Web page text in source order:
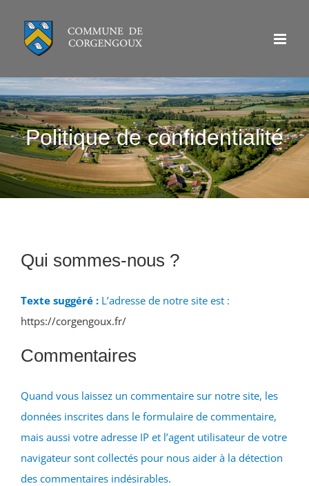
contenu
Politique de confidentialité
Qui sommes-nous ?
Texte suggéré : L’adresse de notre site est :
https://corgengoux.fr/
Commentaires
Quand vous laissez un commentaire sur notre site, les
données inscrites dans le formulaire de commentaire,
mais aussi votre adresse IP et l’agent utilisateur de votre
navigateur sont collectés pour nous aider à la détection
des commentaires indésirables.